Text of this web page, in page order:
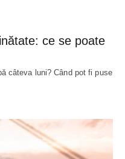
ce se poate
câteva luni? Când pot fi puse